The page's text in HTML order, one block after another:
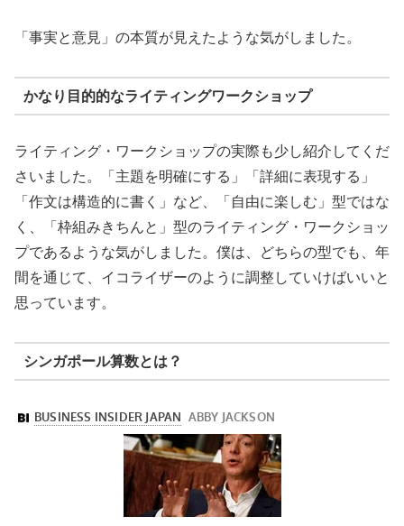
「事実と意見」の本質が見えたような気がしました。
かなり目的的なライティングワークショップ
ライティング・ワークショップの実際も少し紹介してくだ
さいました。「主題を明確にする」「詳細に表現する」
「作文は構造的に書く」など、「自由に楽しむ」型ではな
く、「枠組みきちんと」型のライティング・ワークショッ
プであるような気がしました。僕は、どちらの型でも、年
間を通じて、イコライザーのように調整していけばいいと
思っています。
シンガポール算数とは？